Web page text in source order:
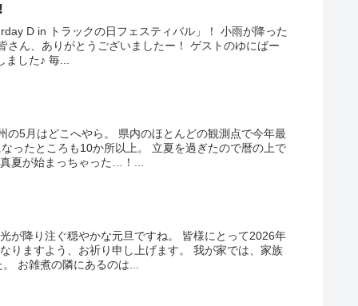
D in トラックの日フェスティバル」！ 小雨が降った
さん、ありがとうございましたー！ ゲストのゆにばー
ました♪ 毎...
の5月はどこへやら。 県内のほとんどの観測点で今年最
ったところも10か所以上。 立夏を過ぎたので暦の上で
夏が始まっちゃった…！...
が降り注ぐ穏やかな元旦ですね。 皆様にとって2026年
りますよう、お祈り申し上げます。 我が家では、家族
お雑煮の隣にあるのは...